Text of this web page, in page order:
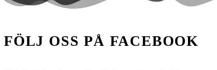
FÖLJ OSS PÅ FACEBOOK